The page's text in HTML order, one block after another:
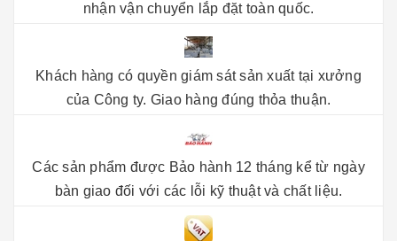
nhận vận chuyển lắp đặt toàn quốc.
Khách hàng có quyền giám sát sản xuất tại xưởng
của Công ty. Giao hàng đúng thỏa thuận.
Các sản phẩm được Bảo hành 12 tháng kể từ ngày
bàn giao đối với các lỗi kỹ thuật và chất liệu.